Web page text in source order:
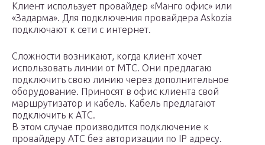
Клиент использует провайдер «Манго офис» или
«Задарма». Для подключения провайдера Askozia
подключают к сети с интернет.
Сложности возникают, когда клиент хочет
использовать линии от МТС. Они предлагаю
подключить свою линию через дополнительное
оборудование. Приносят в офис клиента свой
маршрутизатор и кабель. Кабель предлагают
подключить к АТС.
В этом случае производится подключение к
провайдеру АТС без авторизации по IP адресу.